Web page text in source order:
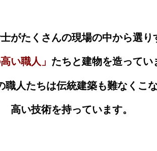
がたくさんの現場の中から選り
い職人」 たちと建物を造ってい
人たちは伝統建築も難なくこ
高い技術を持っています。